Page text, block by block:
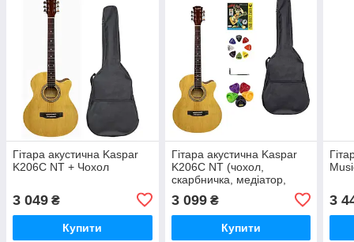
Гітара акустична Kaspar
K206C NT + Чохол
3 049 ₴
Купити
Гітара акустична Kaspar
K206C NT (чохол,
скарбничка, медіатор,
3 099₴
Купити
3